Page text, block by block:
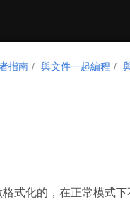
指南 與文件一起編程
式化的，在正常模式